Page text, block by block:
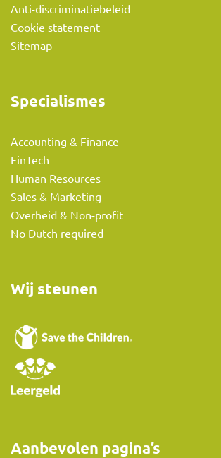
Anti-discriminatiebeleid
Cookie statement
Sitemap
Specialismes
Accounting & Finance
FinTech
Human Resources
Sales & Marketing
Overheid & Non-profit
No Dutch required
Wij steunen
Aanbevolen pagina’s